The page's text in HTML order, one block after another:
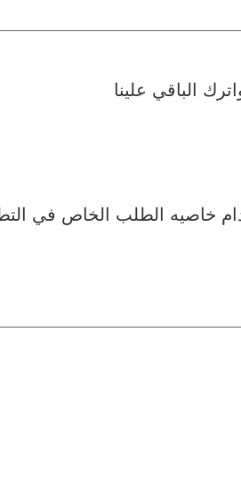
خاصيه الطلب الخاص في